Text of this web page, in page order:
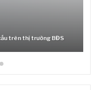
trên thị trường BĐS